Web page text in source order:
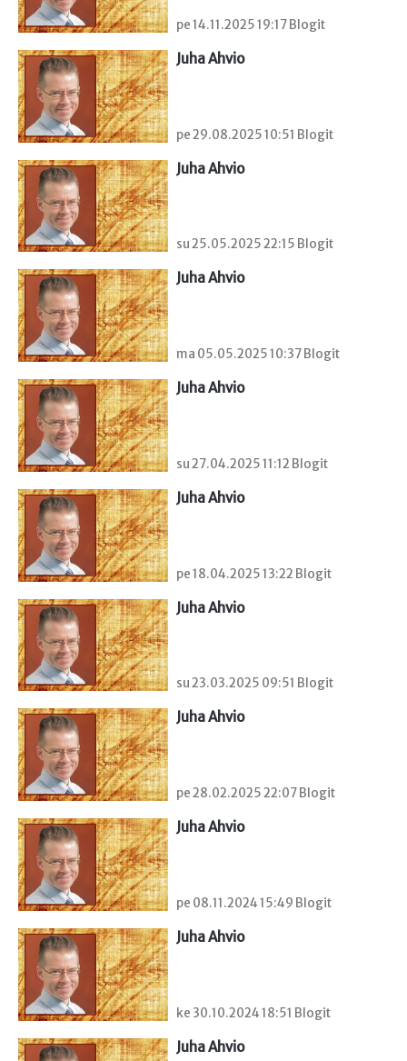
pe 14.11.2025 19:17 Blogit
Juha Ahvio
pe 29.08.2025 10:51 Blogit
Juha Ahvio
su 25.05.2025 22:15 Blogit
Juha Ahvio
ma 05.05.2025 10:37 Blogit
Juha Ahvio
su 27.04.2025 11:12 Blogit
Juha Ahvio
pe 18.04.2025 13:22 Blogit
Juha Ahvio
su 23.03.2025 09:51 Blogit
Juha Ahvio
pe 28.02.2025 22:07 Blogit
Juha Ahvio
pe 08.11.2024 15:49 Blogit
Juha Ahvio
ke 30.10.2024 18:51 Blogit
Juha Ahvio